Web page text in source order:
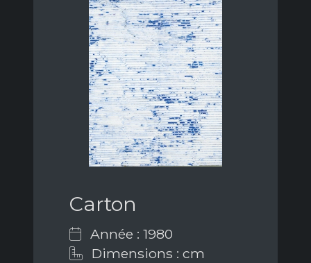
Carton
Année : 1980
Dimensions : cm